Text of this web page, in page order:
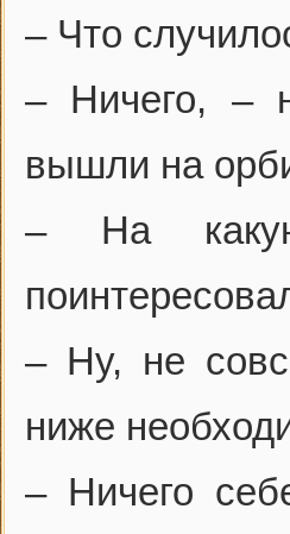
– Что
– Ничего, –
вышли на
– На
– Ну, не
ниже
– Ничего